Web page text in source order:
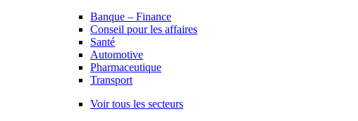
Banque – Finance
Conseil pour les affaires
Santé
Automotive
Pharmaceutique
Transport
Voir tous les secteurs